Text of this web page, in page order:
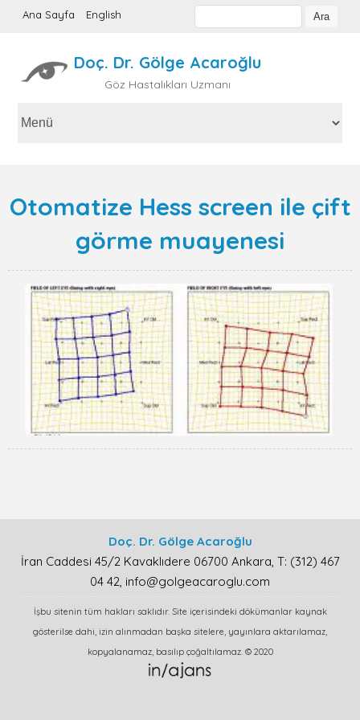
Ana Sayfa English
Doç. Dr. Gölge Acaroğlu
Göz Hastalıkları Uzmanı
Otomatize Hess screen ile çift
görme muayenesi
Doç. Dr. Gölge Acaroğlu
İran Caddesi 45/2 Kavaklıdere 06700 Ankara, T: (312) 467
04 42, info@golgeacaroglu.com
İşbu sitenin tüm hakları saklıdır. Site içerisindeki dökümanlar kaynak
gösterilse dahi, izin alınmadan başka sitelere, yayınlara aktarılamaz,
kopyalanamaz, basılıp çoğaltılamaz. © 2020